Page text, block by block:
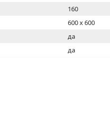
160
600 x 600
да
да